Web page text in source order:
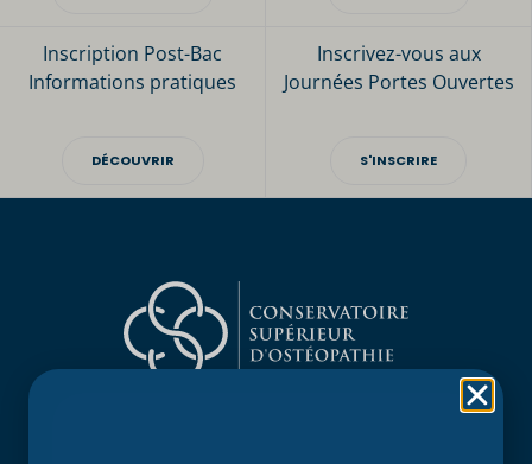
Inscription Post-Bac
Informations pratiques
DÉCOUVRIR
Inscrivez-vous aux
Journées Portes Ouvertes
S'INSCRIRE